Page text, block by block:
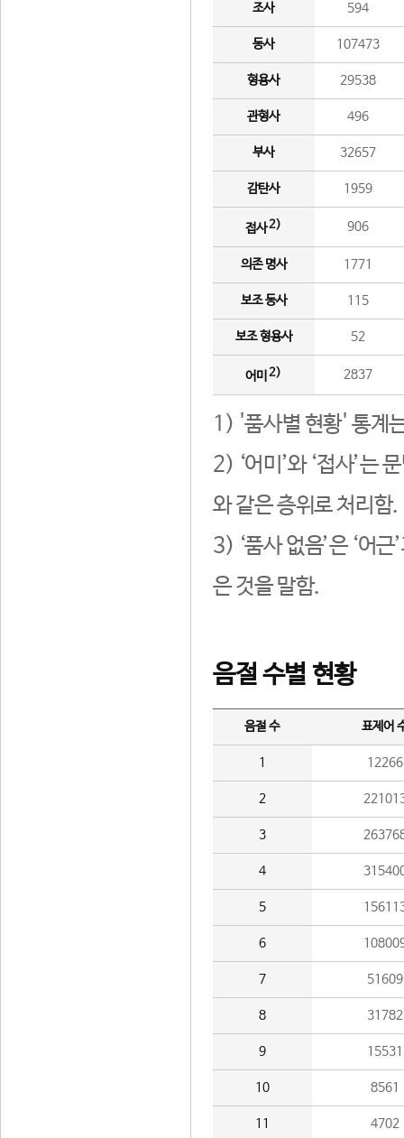
조사 594
동사 107473
형용사 29538
관형사 496
부사 32657
감탄사 1959
접사2) 906
의존 명사 1771
보조 동사 115
보조 형용사 52
어미 2) 2837
1) '품사별 현황' 통계
2) ‘어미’와 ‘접사’는
와 같은 층위로 처리함.
3) ‘품사 없음’은 ‘어
은 것을 말함.
음절 수별 현황
음절 수 표제어
1 12266
2
3
4
5
6
7 51609
8 31782
9 15531
10 8561
11 4702